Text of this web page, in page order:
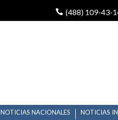
(488) 109-43-
NOTICIAS NACIONALES NOTICIAS